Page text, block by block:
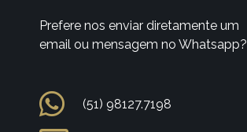
Prefere nos enviar diretamente um
email ou mensagem no Whatsapp?
(51) 98127.7198